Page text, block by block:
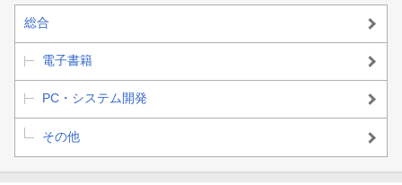
総合
電子書籍
PC・システム開発
その他